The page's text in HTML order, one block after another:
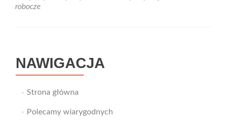
robocze
NAWIGACJA
Strona główna
Polecamy wiarygodnych